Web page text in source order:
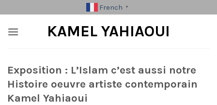
to
content
French ▼
KAMEL YAHIAOUI
Exposition : L’Islam c’est aussi notre
Histoire oeuvre artiste contemporain
Kamel Yahiaoui